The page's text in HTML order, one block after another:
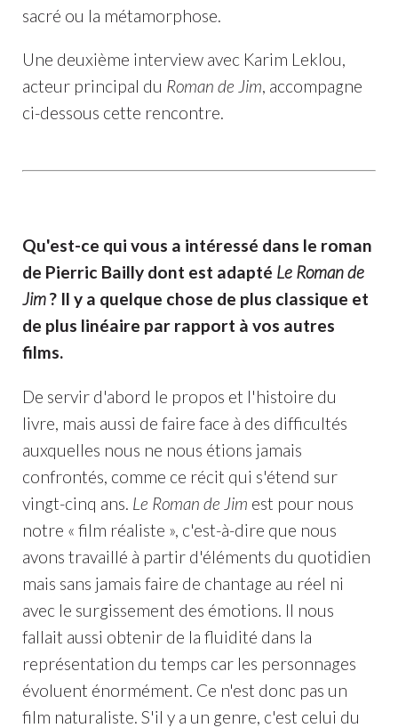
sacré ou la métamorphose.
Une deuxième interview avec Karim Leklou,
acteur principal du Roman de Jim, accompagne
ci-dessous cette rencontre.
Qu'est-ce qui vous a intéressé dans le roman
de Pierric Bailly dont est adapté Le Roman de
Jim? Il y a quelque chose de plus classique et
de plus linéaire par rapport à vos autres
films.
De servir d'abord le propos et l'histoire du
livre, mais aussi de faire face à des difficultés
auxquelles nous ne nous étions jamais
confrontés, comme ce récit qui s'étend sur
vingt-cinq ans. Le Roman de Jim est pour nous
notre « film réaliste », c'est-à-dire que nous
avons travaillé à partir d'éléments du quotidien
mais sans jamais faire de chantage au réel ni
avec le surgissement des émotions. Il nous
fallait aussi obtenir de la fluidité dans la
représentation du temps car les personnages
évoluent énormément. Ce n'est donc pas un
film naturaliste. S'il y a un genre, c'est celui du